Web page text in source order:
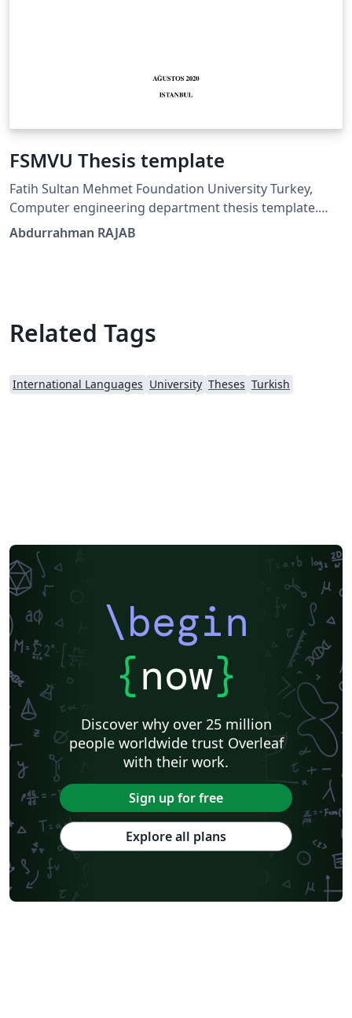
FSMVU Thesis template
Fatih Sultan Mehmet Foundation University Turkey,
Computer engineering department thesis template.
Fatih sultan mehmet vakif unviersitesi tez şablonu
Abdurrahman RAJAB
Related Tags
International Languages University Theses Turkish
\begin
{now}
Discover why over 25 million
people worldwide trust Overleaf
with their work.
Sign up for free
Explore all plans